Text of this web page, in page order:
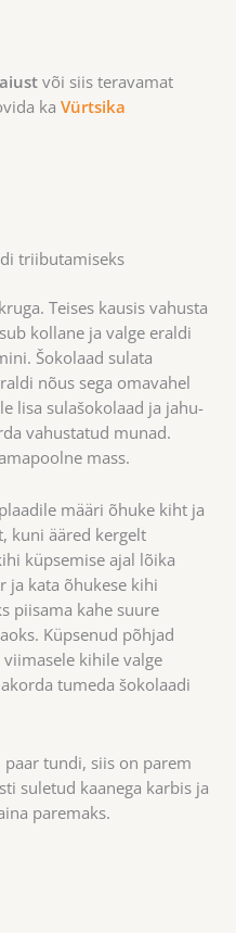
või siis teravamat
ka Vürtsika
triibutamiseks
Teises kausis vahusta
kollane ja valge eraldi
Šokolaad sulata
nõus sega omavahel
lisa sulašokolaad ja jahu-
vahustatud munad.
mass.
määri õhuke kiht ja
kuni ääred kergelt
küpsemise ajal lõika
ja kata õhukese kihi
piisama kahe suure
Küpsenud põhjad
kihile valge
tumeda šokolaadi
paar tundi, siis on parem
suletud kaanega karbis ja
paremaks.